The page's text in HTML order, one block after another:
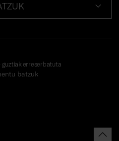
erreserbatuta
batzuk